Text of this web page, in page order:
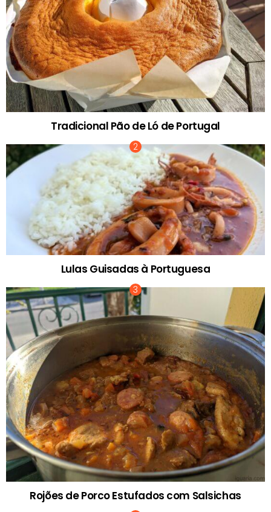
Tradicional Pão de Ló de Portugal
Lulas Guisadas à Portuguesa
Rojões de Porco Estufados com Salsichas